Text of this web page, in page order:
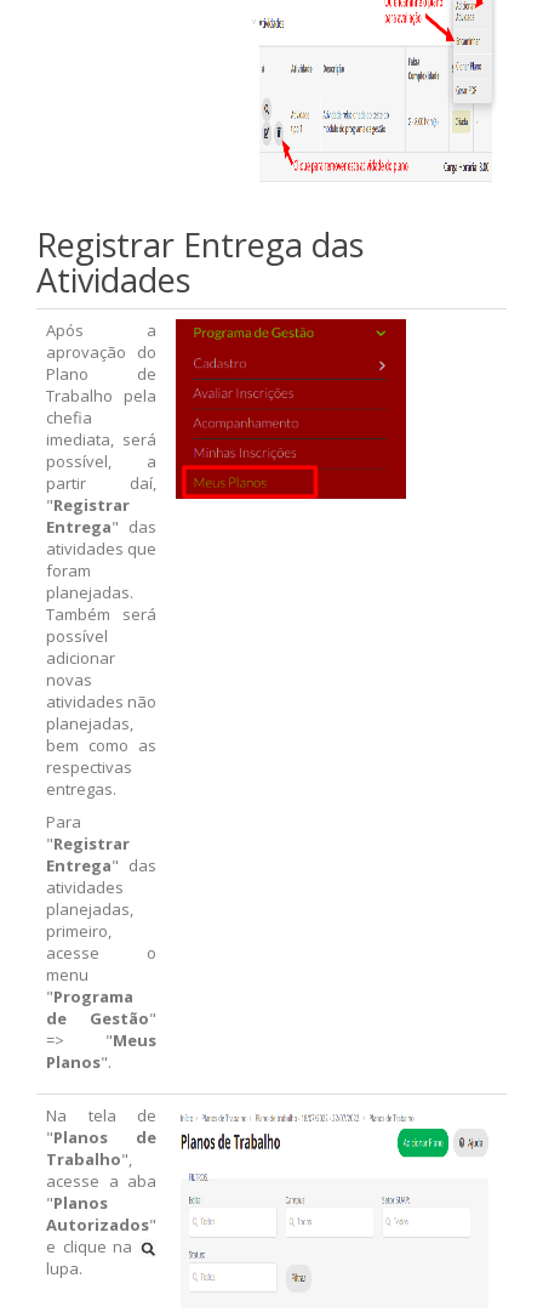
Registrar Entrega das
Atividades
Após a
aprovação do
Plano de
Trabalho pela
chefia
imediata, será
possível, a
partir daí,
"Registrar
Entrega" das
atividades que
foram
planejadas.
Também será
possível
adicionar
novas
atividades não
planejadas,
bem como as
respectivas
entregas.
Para
"Registrar
Entrega" das
atividades
planejadas,
primeiro,
acesse o
menu
"Programa
de Gestão"
=> "Meus
Planos".
Na tela de
"Planos de
Trabalho",
acesse a aba
"Planos
Autorizados"
e clique na
lupa.